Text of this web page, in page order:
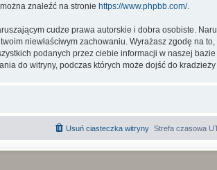
znaleźć na stronie https://www.phpbb.com/.
cudze prawa autorskie i dobra osobiste.
niewłaściwym zachowaniu. Wyrażasz zgodę na to,
podanych przez ciebie informacji w naszej
do witryny, podczas których może dojść do
Strefa czasowa
Usuń ciasteczka witryny